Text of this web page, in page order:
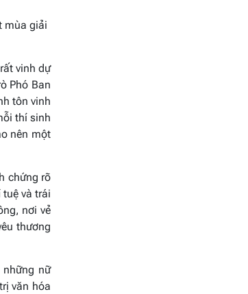
mùa giải
vinh dự
Phó Ban
tôn vinh
thí sinh
nên một
chứng rõ
và trái
nơi vẻ
thương
nữ
văn hóa